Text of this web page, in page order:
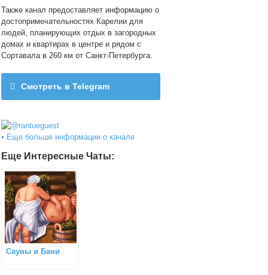
Также канал предоставляет информацию о
достопримечательностях Карелии для
людей, планирующих отдых в загородных
домах и квартирах в центре и рядом с
Сортавала в 260 км от Санкт-Петербурга.
Смотреть в Telegram
• Еще больше информации о канале
Еще Интересные Чаты:
Сауны и Бани